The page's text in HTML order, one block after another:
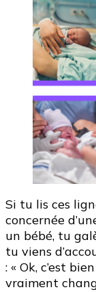
Si tu lis ces
concernée
un bébé, tu
tu viens
: « Ok, c’est
vraiment